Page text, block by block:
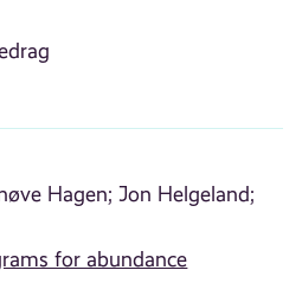
Hagen; Jon Helgeland;
for abundance